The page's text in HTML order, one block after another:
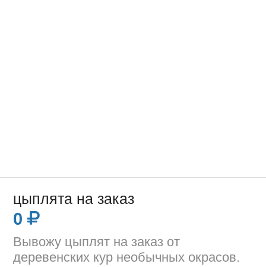
цыплята на заказ
0
Вывожу цыплят на заказ от
деревенских кур необычных окрасов.